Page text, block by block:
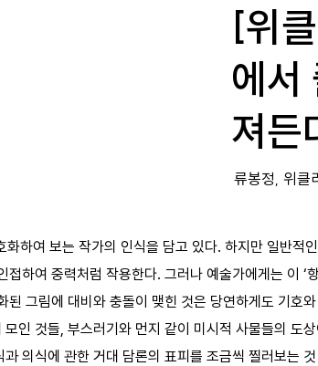
[위
에서
져든
류봉정, 위
하여 보는 작가의 인식을 담고 있다. 하지만 일반
하여 중력처럼 작용한다. 그러나 예술가에게는 이
그림에 대비와 충돌이 맺힌 것은 당연하게도 기호
인 것들, 부스러기와 먼지 같이 미시적 사물들의 도
의식에 관한 거대 담론의 표피를 조금씩 찔러보는